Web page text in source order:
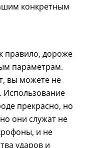
конкретным
правило, дороже
параметрам.
вы можете не
Использование
прекрасно, но
они служат не
и не
ударов и